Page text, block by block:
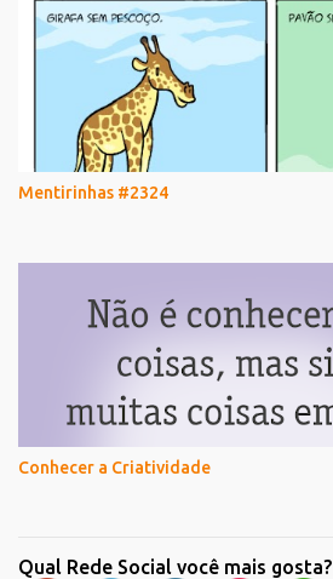
Mentirinhas #2324
Conhecer a Criatividade
Qual Rede Social você mais gosta?